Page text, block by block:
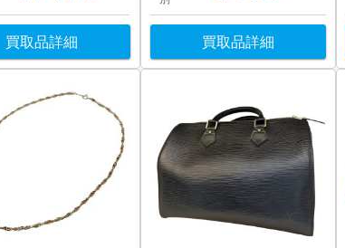
買取品詳細 買取品詳細